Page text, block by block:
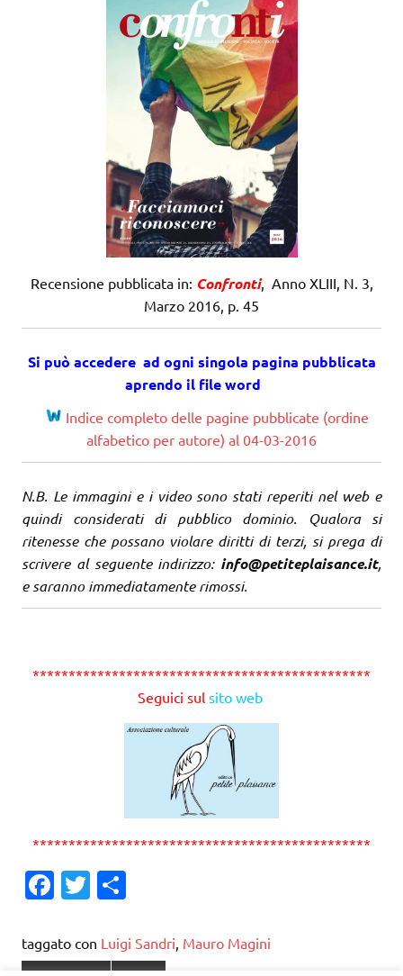
Recensione pubblicata in: Confronti, Anno XLIII, N. 3,
Marzo 2016, p. 45
Si può accedere ad ogni singola pagina pubblicata
aprendo il file word
Indice completo delle pagine pubblicate (ordine
alfabetico per autore) al 04-03-2016
N.B. Le immagini e i video sono stati reperiti nel web e
quindi considerati di pubblico dominio. Qualora si
ritenesse che possano violare diritti di terzi, si prega di
scrivere al seguente indirizzo: info@petiteplaisance.it,
e saranno immediatamente rimossi.
***********************************************
Seguici sul sito web
***********************************************
Fa
e
T
it n
taggato con Luigi Sandri Mauro Magini